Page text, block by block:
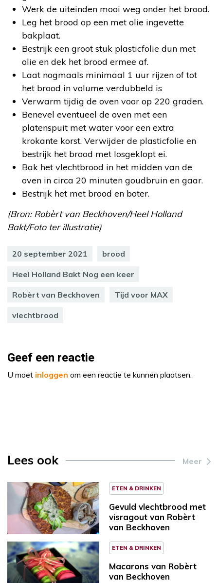
Werk de uiteinden mooi weg onder het brood.
Leg het brood op een met olie ingevette
bakplaat.
Bestrijk een groot stuk plasticfolie dun met
olie en dek het brood ermee af.
Laat nogmaals minimaal 1 uur rijzen of tot
het brood in volume verdubbeld is
Verwarm tijdig de oven voor op 220 graden.
Benevel eventueel de oven met een
platenspuit met water voor een extra
krokante korst. Verwijder de plasticfolie en
bestrijk het brood met losgeklopt ei.
Bak het vlechtbrood in het midden van de
oven in circa 20 minuten goudbruin en gaar.
Bestrijk het met brood en boter.
(Bron: Robèrt van Beckhoven/Heel Holland
Bakt/Foto ter illustratie)
20 september 2021 brood
Heel Holland Bakt Nog een keer
Robèrt van Beckhoven Tijd voor MAX
vlechtbrood
Geef een reactie
U moet inloggen om een reactie te kunnen plaatsen.
Lees ook Meer
ETEN & DRINKEN
Gevuld vlechtbrood met
visragout van Robèrt
van Beckhoven
ETEN & DRINKEN
Macarons van Robèrt
van Beckhoven